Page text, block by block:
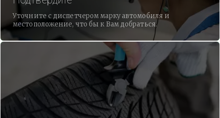
Уточните с диспетчером марку автомобиля и
местоположение, что бы к Вам добраться.